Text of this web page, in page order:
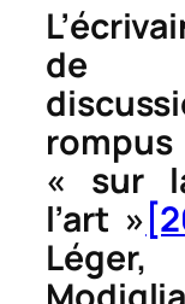
de
« sur
l’art »